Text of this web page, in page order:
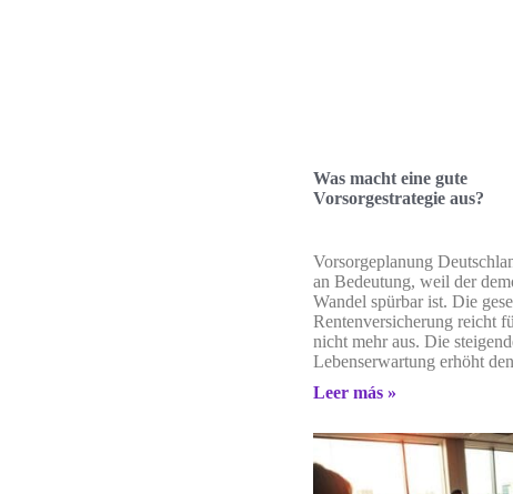
Was macht eine gute
Vorsorgestrategie aus?
Vorsorgeplanung
an Bedeutung, weil der
Wandel spürbar ist. Die
Rentenversicherung reicht
nicht mehr aus. Die
Lebenserwartung erhöht den
Leer más »